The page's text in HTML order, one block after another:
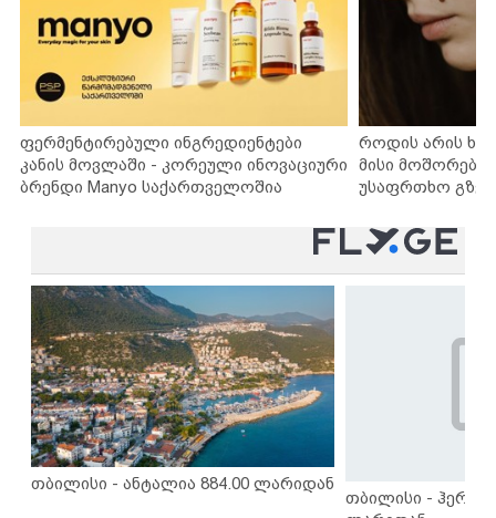
ფერმენტირებული ინგრედიენტები
კანის მოვლაში - კორეული ინოვაციური
ბრენდი Manyo საქართველოშია
როდის არის
მისი
უსაფრთხო
თბილისი - ანტალია 884.00 ლარიდან
თბილისი -